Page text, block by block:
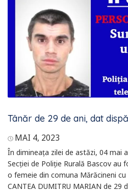
Tânăr de 29 de ani, dat
MAI 4, 2023
În dimineața zilei de astăzi, 04 mai
Secției de Poliție Rurală Bascov au
o femeie din comuna Mărăcineni
CANTEA DUMITRU MARIAN de 29